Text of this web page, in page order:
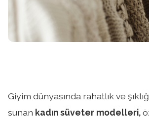
Giyim dünyasında rahatlık ve
sunan kadın süveter modelleri,